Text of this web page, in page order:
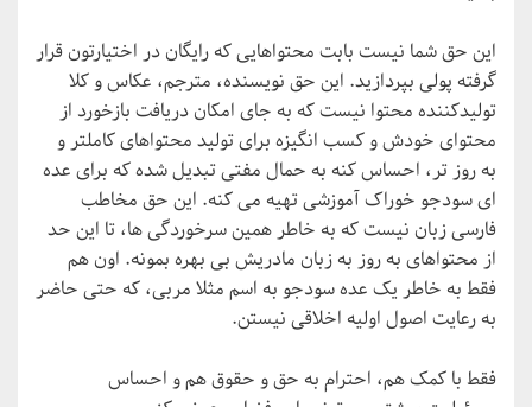
این حق شما نیست بابت محتواهایی که رایگان در اختیارتون قرار
گرفته پولی بپردازید. این حق نویسنده، مترجم، عکاس و کلا
تولیدکننده محتوا نیست که به جای امکان دریافت بازخورد از
محتوای خودش و کسب انگیزه برای تولید محتواهای کامل­تر و
به­ روز تر، احساس کنه به حمال مفتی تبدیل شده که برای عده
­ای سودجو خوراک آموزشی تهیه می­ کنه. این حق مخاطب
فارسی زبان نیست که به خاطر همین سرخوردگی ها، تا این حد
از محتواهای به­ روز به زبان مادری­ش بی­ بهره بمونه. اون هم
فقط به خاطر یک عده سودجو به اسم مثلا مربی، که حتی حاضر
به رعایت اصول اولیه اخلاقی نیستن.
فقط با کمک هم، احترام به حق و حقوق هم و احساس